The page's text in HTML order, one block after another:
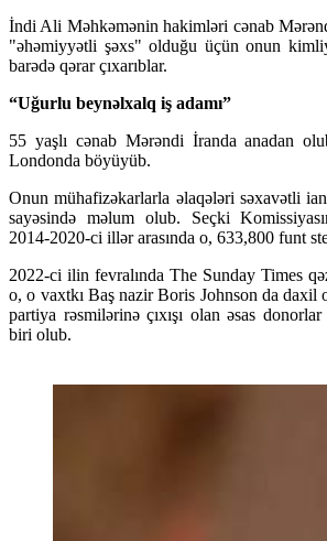
İndi Ali Məhkəmənin hakimləri cənab
"əhəmiyyətli şəxs" olduğu üçün onun
barədə qərar çıxarıblar.
“Uğurlu beynəlxalq iş adamı”
55 yaşlı cənab Mərəndi İranda anadan
Londonda böyüyüb.
Onun mühafizəkarlarla əlaqələri səxavətli
sayəsində məlum olub. Seçki
2014-2020-ci illər arasında o, 633,800 funt
2022-ci ilin fevralında The Sunday Times
o, o vaxtkı Baş nazir Boris Johnson da daxil
partiya rəsmilərinə çıxışı olan əsas
biri olub.